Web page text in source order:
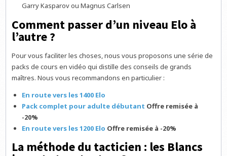
Garry Kasparov ou Magnus Carlsen
Comment passer d’un niveau Elo à
l’autre ?
Pour vous faciliter les choses, nous vous proposons une série de
packs de cours en vidéo qui distille des conseils de grands
maîtres. Nous vous recommandons en particulier :
En route vers les 1400 Elo
Pack complet pour adulte débutant Offre remisée à
-20%
En route vers les 1200 Elo Offre remisée à -20%
La méthode du tacticien : les Blancs